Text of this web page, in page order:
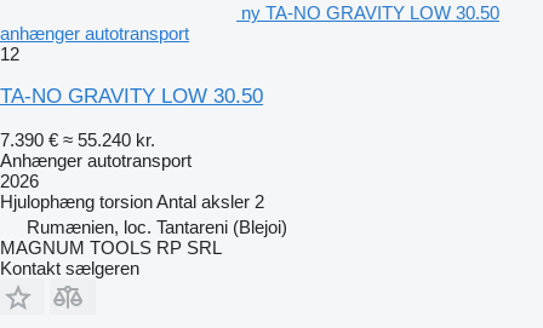
ny TA-NO GRAVITY LOW 30.50
anhænger autotransport
12
TA-NO GRAVITY LOW 30.50
7.390 € ≈ 55.240 kr.
Anhænger autotransport
2026
Hjulophæng torsionAntal aksler 2
Rumænien, loc. Tantareni (Blejoi)
MAGNUM TOOLS RP SRL
Kontakt sælgeren